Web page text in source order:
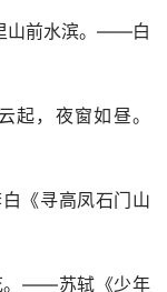
山前水滨。——白
起，夜窗如昼。
《寻高凤石门山
。——苏轼《少年